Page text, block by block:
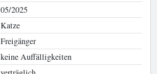
05/2025
Katze
Freigänger
keine Auffälligkeiten